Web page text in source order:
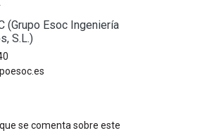
(Grupo Esoc Ingeniería
S.L.)
se comenta sobre este